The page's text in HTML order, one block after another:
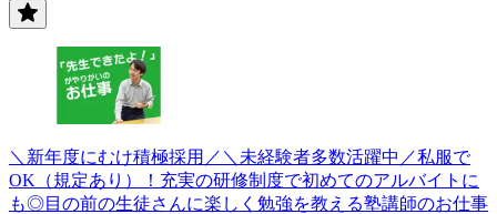
＼新年度にむけ積極採用／＼未経験者多数活躍中／私服で
OK（規定あり）！充実の研修制度で初めてのアルバイトに
も◎目の前の生徒さんに楽しく勉強を教える塾講師のお仕事